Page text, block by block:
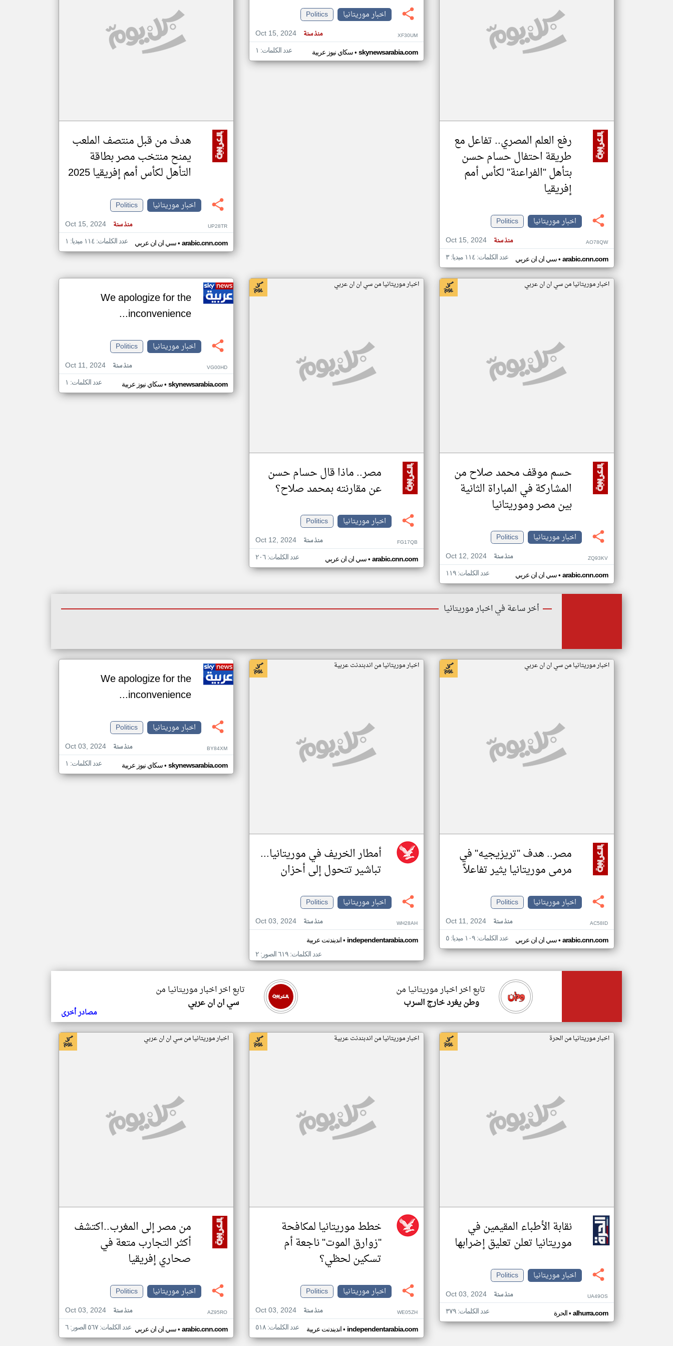
مصادر الأخبار من موريتانيا
رفع العلم المصري.. تفاعل مع
طريقة احتفال حسام حسن
بتأهل "الفراعنة" لكأس أمم
إفريقيا
اخبار موريتانيا
Politics
Oct 15, 2024
منذ سنة AO78QW
سي ان ان عربي• arabic.cnn.com عدد الكلمات: ١١٤ ميديا: ٣
اخبار موريتانيا
Politics
Oct 15, 2024
منذ سنة XF30UM
سكاي نيوز عربية• skynewsarabia.com عدد الكلمات: ١
هدف من قبل منتصف الملعب
يمنح منتخب مصر بطاقة
التأهل لكأس أمم إفريقيا 2025
اخبار موريتانيا
Politics
Oct 15, 2024
منذ سنة UP28TR
سي ان ان عربي• arabic.cnn.com عدد الكلمات: ١١٤ ميديا: ١
اخبار موريتانيا من سي ان ان عربي
حسم موقف محمد صلاح من
المشاركة في المباراة الثانية
بين مصر وموريتانيا
اخبار موريتانيا
Politics
Oct 12, 2024
منذ سنة ZQ93KV
سي ان ان عربي• arabic.cnn.com عدد الكلمات: ١١٩
اخبار موريتانيا من سي ان ان عربي
مصر.. ماذا قال حسام حسن
عن مقارنته بمحمد صلاح؟
اخبار موريتانيا
Politics
Oct 12, 2024
منذ سنة FG17QB
سي ان ان عربي• arabic.cnn.com عدد الكلمات: ٢٠٦
We apologize for the
inconvenience...
اخبار موريتانيا
Politics
Oct 11, 2024
منذ سنة VG00HD
سكاي نيوز عربية• skynewsarabia.com عدد الكلمات: ١
أخر ساعة في اخبار موريتانيا
اخبار موريتانيا من سي ان ان عربي
مصر.. هدف "تريزيجيه" في
مرمى موريتانيا يثير تفاعلاً
اخبار موريتانيا
Politics
Oct 11, 2024
منذ سنة AC58ID
سي ان ان عربي• arabic.cnn.com عدد الكلمات: ١٠٩ ميديا: ٥
اخبار موريتانيا من اندبندنت عربية
أمطار الخريف في موريتانيا...
تباشير تتحول إلى أحزان
اخبار موريتانيا
Politics
Oct 03, 2024
منذ سنة WH28AH
اندبندنت عربية• independentarabia.com
عدد الكلمات: ٦١٩ الصور: ٢
We apologize for the
inconvenience...
اخبار موريتانيا
Politics
Oct 03, 2024
منذ سنة BY84XM
سكاي نيوز عربية• skynewsarabia.com عدد الكلمات: ١
تابع اخر اخبار موريتانيا من
سي ان ان عربي
تابع اخر اخبار موريتانيا من
وطن يغرد خارج السرب
مصادر أخرى
اخبار موريتانيا من الحرة
نقابة الأطباء المقيمين في
موريتانيا تعلن تعليق إضرابها
اخبار موريتانيا
Politics
Oct 03, 2024
منذ سنة UA49OS
الحرة• alhurra.com عدد الكلمات: ٣٧٩
اخبار موريتانيا من اندبندنت عربية
خطط موريتانيا لمكافحة
"زوارق الموت" ناجعة أم
تسكين لحظي؟
اخبار موريتانيا
Politics
Oct 03, 2024
منذ سنة WE05ZH
اندبندنت عربية• independentarabia.com عدد الكلمات: ٥١٨
اخبار موريتانيا من سي ان ان عربي
من مصر إلى المغرب..اكتشف
أكثر التجارب متعة في
صحاري إفريقيا
اخبار موريتانيا
Politics
Oct 03, 2024
منذ سنة AZ95RO
سي ان ان عربي• arabic.cnn.com عدد الكلمات: ٥٦٧ الصور: ٦